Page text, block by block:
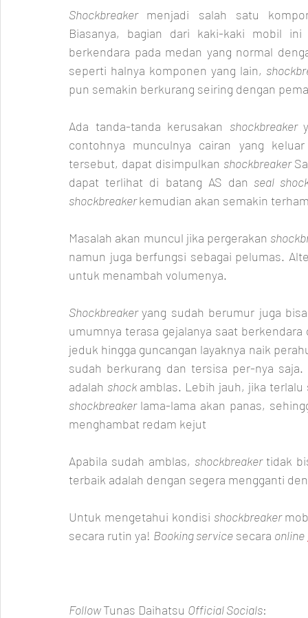
Shockbreaker menjadi salah satu
Biasanya, bagian dari kaki-kaki mobil
berkendara pada medan yang normal
seperti halnya komponen yang lain,
pun semakin berkurang seiring dengan
Ada tanda-tanda kerusakan shockbreaker
contohnya munculnya cairan yang
tersebut, dapat disimpulkan shockbreaker
dapat terlihat di batang AS dan seal
shockbreaker kemudian akan semakin
Masalah akan muncul jika pergerakan
namun juga berfungsi sebagai pelumas.
untuk menambah volumenya.
Shockbreaker yang sudah berumur juga
umumnya terasa gejalanya saat
jeduk hingga guncangan layaknya naik
sudah berkurang dan tersisa per-nya
adalah shock
shockbreaker lama-lama akan panas,
menghambat redam kejut
Apabila sudah amblas, shockbreaker tidak
terbaik adalah dengan segera mengganti
Untuk mengetahui kondisi shockbreaker
secara rutin ya! Booking service secara online
Follow Tunas Daihatsu Official Socials: